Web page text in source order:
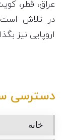
عراق، قطر،
در تلاش است
اروپایی نیز
دسترسی
خانه